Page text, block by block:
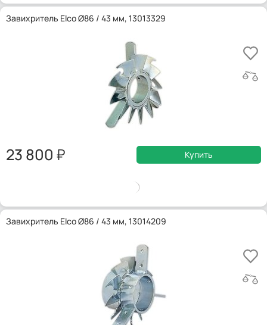
Завихритель Elco Ø86 / 43 мм, 13013329
23 800 Купить
Завихритель Elco Ø86 / 43 мм, 13014209